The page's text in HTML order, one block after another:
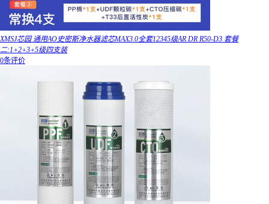
XMSJ芯园 通用AO史密斯净水器滤芯MAX3.0全套12345级AR DR R50-D3 套餐
二:1+2+3+5级四支装
0条评价